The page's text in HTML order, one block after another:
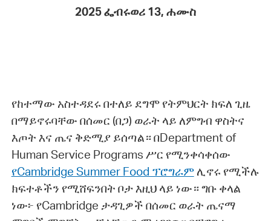
2025 ፌብሩወሪ 13, ሐሙስ
የከተማው አስተዳደሩ በተለይ ደግሞ የትምህርት ክፍለ ጊዜ
በማይኖሩባቸው በሰመር (በጋ) ወራት ላይ ለምግብ ዋስትና
እጦት እና ጤና ቅድሚያ ይሰጣል። በDepartment of
Human Service Programs ሥር የሚንቀሳቀሰው
የCambridge Summer Food ፕሮግራምሊኖሩ የሚችሉ
ክፍተቶችን የሚሸፍንበት ቦታ እዚህ ላይ ነው። ግቡ ቀላል
ነው፦ የCambridge ታዳጊዎች በሰመር ወራት ጤናማ